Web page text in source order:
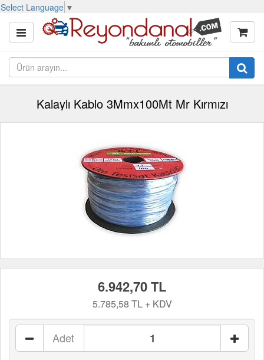
Select Language ▼
Kalaylı Kablo 3Mmx100Mt Mr Kırmızı
6.942,70 TL
5.785,58 TL + KDV
Adet